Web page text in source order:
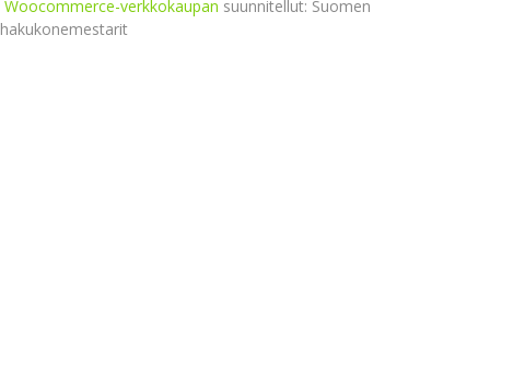
Woocommerce-verkkokaupan suunnitellut: Suomen
hakukonemestarit